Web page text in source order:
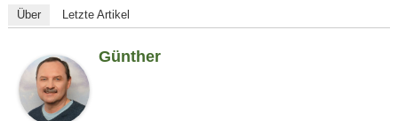
Über Letzte Artikel
Günther